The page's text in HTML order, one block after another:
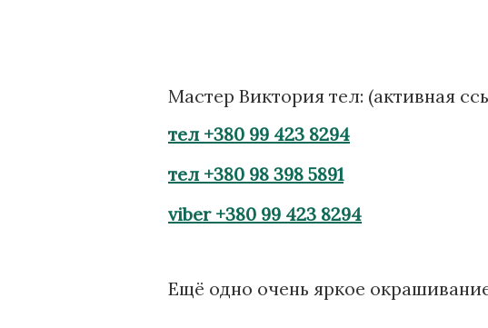
Мастер Виктория тел: (активная
тел +380 99 423 8294
тел +380 98 398 5891
viber +380 99 423 8294
Ещё одно очень яркое